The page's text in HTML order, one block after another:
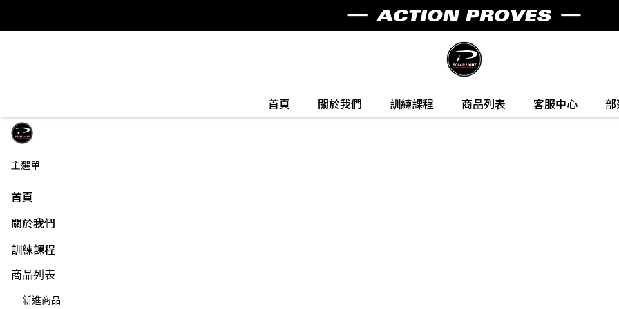
首頁 關於我們 訓練課程 商品列表 客服中心
主選單
首頁
關於我們
訓練課程
商品列表
新進商品